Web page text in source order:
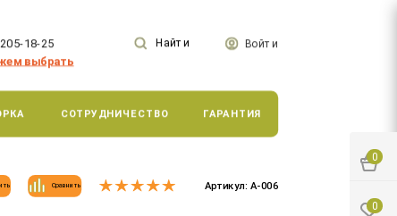
18-25
выбрать
Войти
Найти
СОТРУДНИЧЕСТВО ГАРАНТИЯ
Сравнить Артикул: А-006
0
0